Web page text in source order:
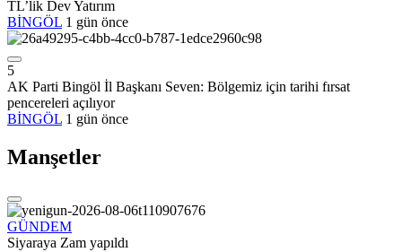
TL’lik Dev Yatırım
BİNGÖL 1 gün önce
5
AK Parti Bingöl İl Başkanı Seven: Bölgemiz için tarihi fırsat
pencereleri açılıyor
BİNGÖL 1 gün önce
Manşetler
GÜNDEM
Siyaraya Zam yapıldı